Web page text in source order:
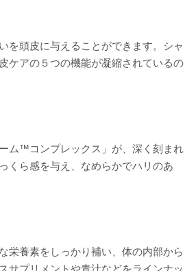
を頭皮に与えることができます。シャ
ケアの５つの機能が凝縮されているの
ム™コンプレックス」が、深く刻まれ
くら感を与え、なめらかでハリのあ
栄養素をしっかり補い、体の内部から